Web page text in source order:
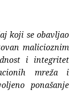
koji se obavljao
malicioznim
i integritet
mreža i
ponašanje